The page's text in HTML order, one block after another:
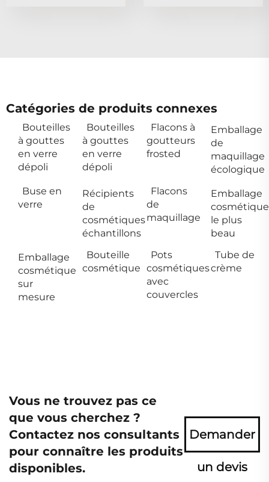
Catégories de produits connexes
Bouteilles
à gouttes
en verre
dépoli
Bouteilles
à gouttes
en verre
dépoli
Flacons à
goutteurs
frosted
Emballage
de
maquillage
écologique
Buse en
verre
Récipients
de
cosmétiques
échantillons
Flacons
de
maquillage
Emballage
cosmétique
le plus
beau
Emballage
cosmétique
sur
mesure
Bouteille
cosmétique
Pots
cosmétiques
avec
couvercles
Tube de
crème
Vous ne trouvez pas ce
que vous cherchez ?
Contactez nos consultants
pour connaître les produits
disponibles.
Demander
un devis